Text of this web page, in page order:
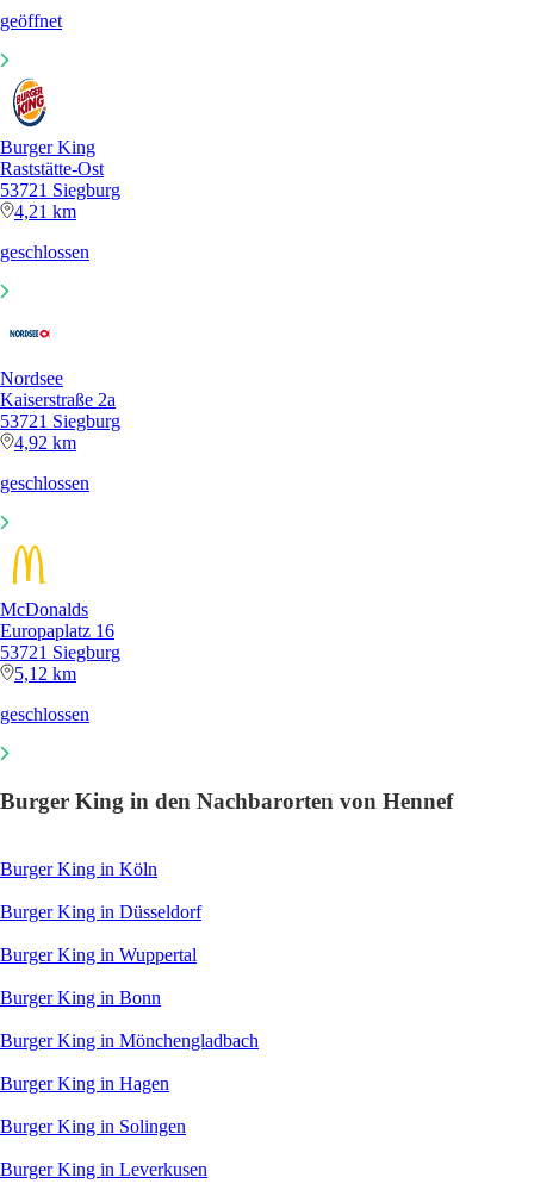
geöffnet
Burger King
Raststätte-Ost
53721 Siegburg
4,21 km
geschlossen
Nordsee
Kaiserstraße 2a
53721 Siegburg
4,92 km
geschlossen
McDonalds
Europaplatz 16
53721 Siegburg
5,12 km
geschlossen
Burger King in den Nachbarorten von Hennef
Burger King in Köln
Burger King in Düsseldorf
Burger King in Wuppertal
Burger King in Bonn
Burger King in Mönchengladbach
Burger King in Hagen
Burger King in Solingen
Burger King in Leverkusen